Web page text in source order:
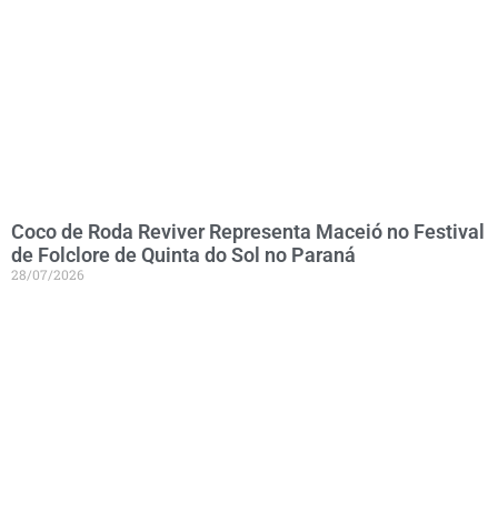
Coco de Roda Reviver Representa Maceió no Festival
de Folclore de Quinta do Sol no Paraná
28/07/2026